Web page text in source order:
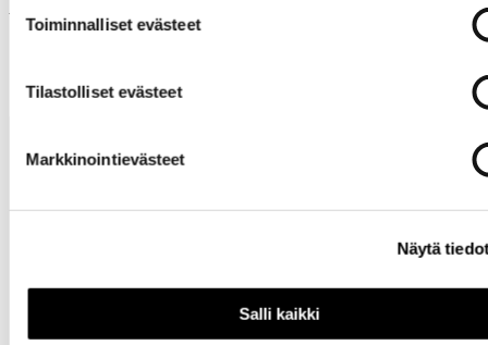
Toiminnalliset evästeet
Tilastolliset evästeet
Markkinointievästeet
Näytä
Salli kaikki
Tarvitsetko